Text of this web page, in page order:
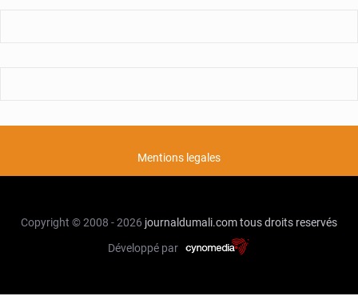
Mentions legales
Copyright © 2008 - 2026 journaldumali.comtous droits reservés
Développé par